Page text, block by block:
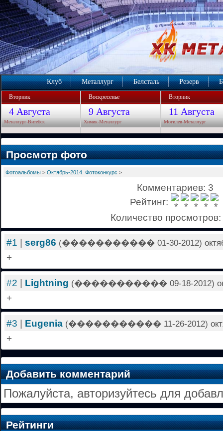
Клуб Металлург Белсталь Резерв
Вторник Воскресенье Вторник
4 Августа 9 Августа 11 Августа
Металлург-Витебск Химик-Металлург Могилев-Металлург
Просмотр фото
Фотоальбомы > Октябрь-2014. Фотоконкурс >
Комментариев: 3
Рейтинг:
Количество
#1 serg86 (����������� 01-30-2012)
+
#2 Lightning (����������� 09-18-2012)
+
#3 Eugenia (����������� 11-26-2012)
+
Добавить комментарий
Пожалуйста, авторизуйтесь для
Рейтинги